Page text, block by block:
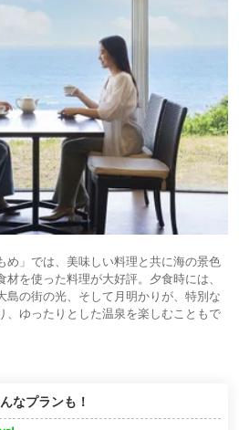
め」では、美味しい料理と共に海の景色
を使った料理が大好評。夕食時には、
島の街の光、そして月明かりが、特別な
、ゆったりとした温泉を楽しむこともで
なプランも！